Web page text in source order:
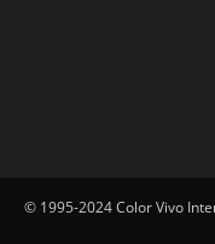
© 1995-2024 Color Vivo